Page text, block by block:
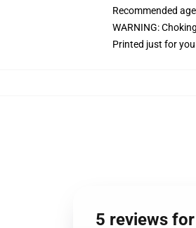
Recommended
WARNING:
Printed just for
5 reviews